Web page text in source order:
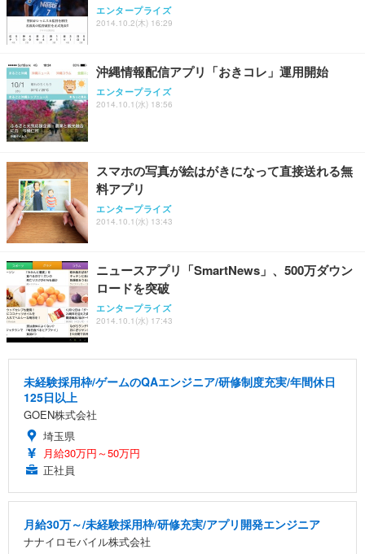
エンタープライズ
2014.10.2(木) 16:29
沖縄情報配信アプリ「おきコレ」運用開始
エンタープライズ
2014.10.1(水) 18:56
スマホの写真が絵はがきになって直接送れる無
料アプリ
エンタープライズ
2014.10.1(水) 13:43
ニュースアプリ「SmartNews」、500万ダウン
ロードを突破
エンタープライズ
2014.10.1(水) 17:43
未経験採用枠/ゲームのQAエンジニア/研修制度充実/年間休日
125日以上
GOEN株式会社
埼玉県
月給30万円～50万円
正社員
月給30万～/未経験採用枠/研修充実/アプリ開発エンジニア
ナナイロモバイル株式会社